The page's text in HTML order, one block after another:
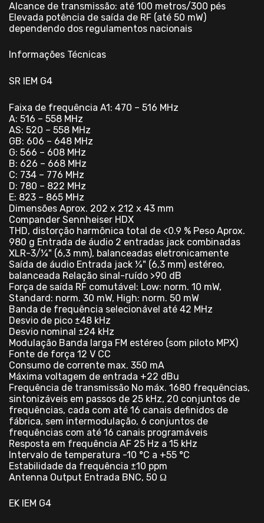
Alcance de transmissão: até 100 metros/300 pés
Elevada potência de saída de RF (até 50 mW)
dependendo dos regulamentos nacionais
Informações Técnicas
SR IEM G4
Faixa de frequência A1: 470 – 516 MHz
A: 516 – 558 MHz
AS: 520 – 558 MHz
GB: 606 – 648 MHz
G: 566 – 608 MHz
B: 626 – 668 MHz
C: 734 – 776 MHz
D: 780 – 822 MHz
E: 823 – 865 MHz
Dimensões Aprox. 202 x 212 x 43 mm
Compander Sennheiser HDX
THD, distorção harmônica total de <0.9 % Peso Aprox.
980 g Entrada de áudio 2 entradas jack combinadas
XLR-3/¼" (6,3 mm), balanceadas eletronicamente
Saída de áudio Entrada jack ¼" (6,3 mm) estéreo,
balanceada Relação sinal-ruído >90 dB
Força de saída RF comutável: Low: norm. 10 mW,
Standard: norm. 30 mW, High: norm. 50 mW
Banda de frequência selecionável até 42 MHz
Desvio de pico ±48 kHz
Desvio nominal ±24 kHz
Modulação Banda larga FM estéreo (som piloto MPX)
Fonte de força 12 V CC
Consumo de corrente max. 350 mA
Máxima voltagem de entrada +22 dBu
Frequência de transmissão No máx. 1680 frequências,
sintonizáveis em passos de 25 kHz, 20 conjuntos de
frequências, cada com até 16 canais definidos de
fábrica, sem intermodulação, 6 conjuntos de
frequências com até 16 canais programáveis
Resposta em frequência AF 25 Hz a 15 kHz
Intervalo de temperatura -10 °C a +55 °C
Estabilidade da frequência ±10 ppm
Antenna Output Entrada BNC, 50 Ω
EK IEM G4